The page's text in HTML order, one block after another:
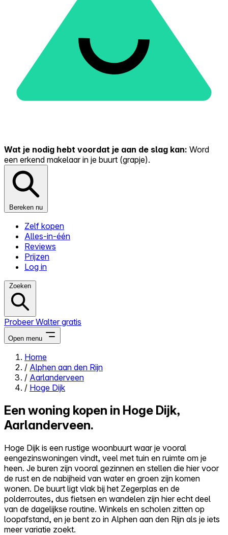
Wat je nodig hebt voordat je aan de slag kan: Word
een erkend makelaar in je buurt (grapje).
Bereken nu
Zelf kopen
Alles-in-één
Reviews
Prijzen
Log in
Zoeken
Probeer Walter gratis
Open menu
Close menu
Zelf kopen
Reviews
Prijzen
Log in
Probeer Walter gratis
Home
/ Alphen aan den Rijn
/ Aarlanderveen
/ Hoge Dijk
Een woning kopen in Hoge Dijk,
Aarlanderveen.
Hoge Dijk is een rustige woonbuurt waar je vooral
eengezinswoningen vindt, veel met tuin en ruimte om je
heen. Je buren zijn vooral gezinnen en stellen die hier voor
de rust en de nabijheid van water en groen zijn komen
wonen. De buurt ligt vlak bij het Zegerplas en de
polderroutes, dus fietsen en wandelen zijn hier echt deel
van de dagelijkse routine. Winkels en scholen zitten op
loopafstand, en je bent zo in Alphen aan den Rijn als je iets
meer variatie zoekt.